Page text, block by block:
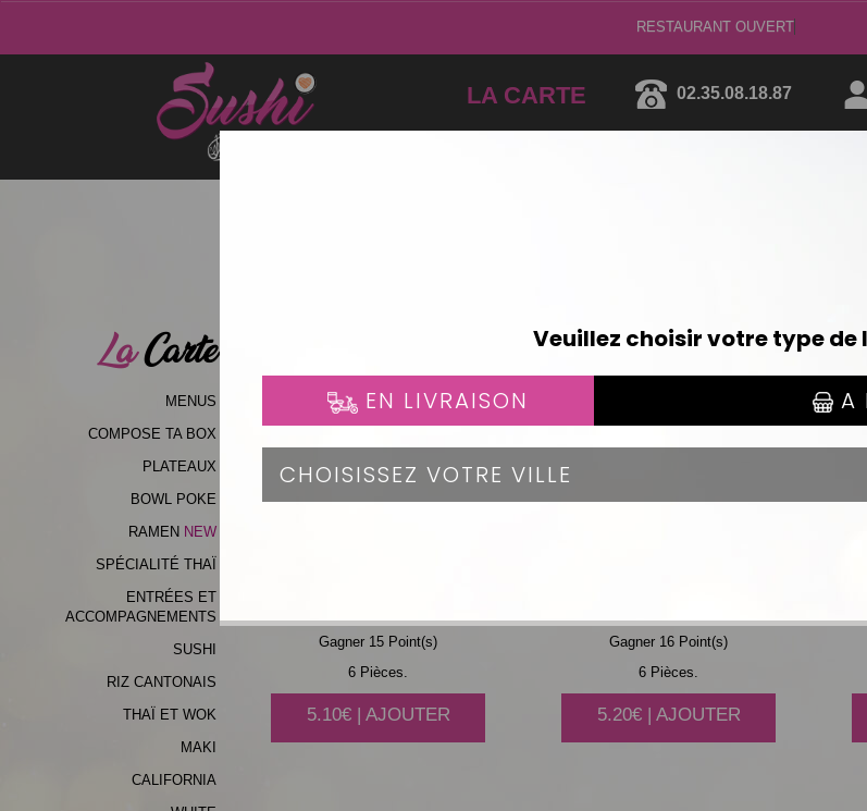
RESTAURA
LA CARTE 02.35.08.18.87
LaCarte
MENUS
COMPOSE TA BOX
PLATEAUX
BOWL POKE
RAMEN
SPÉCIALITÉ THAÏ
ENTRÉES ET
ACCOMPAGNEMENTS
SUSHI
RIZ CANTONAIS
THAÏ ET WOK
MAKI
CALIFORNIA
CALIFORNIA
Gagner 15 Point(s)
6 Pièces.
5.10€ | AJOUTER
Gagner 16 Point(s)
6 Pièces.
5.20€ | AJOUTER